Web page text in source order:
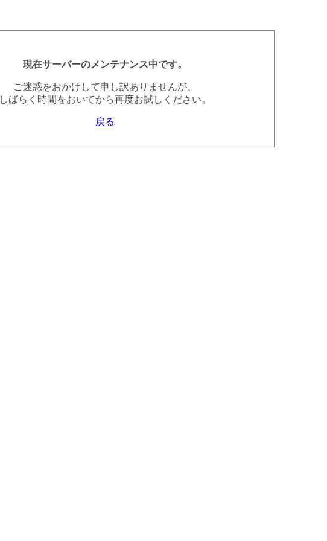
現在サーバーのメンテナンス中です。
ご迷惑をおかけして申し訳ありませんが、
しばらく時間をおいてから再度お試しください。
戻る